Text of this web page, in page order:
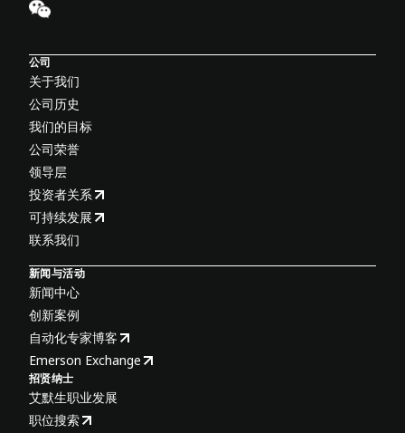
公司
关于我们
公司历史
我们的目标
公司荣誉
领导层
投资者关系
可持续发展
联系我们
新闻与活动
新闻中心
创新案例
自动化专家博客
Emerson Exchange
招贤纳士
艾默生职业发展
职位搜索